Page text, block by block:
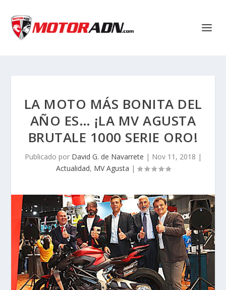
LA MOTO MÁS BONITA DEL
AÑO ES… ¡LA MV AGUSTA
BRUTALE 1000 SERIE ORO!
Publicado por David G. de Navarrete | Nov 11, 2018 |
Actualidad, MV Agusta |